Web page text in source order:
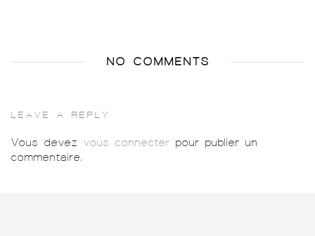
NO COMMENTS
LEAVE A REPLY
Vous devez vous connecter pour publier un
commentaire.